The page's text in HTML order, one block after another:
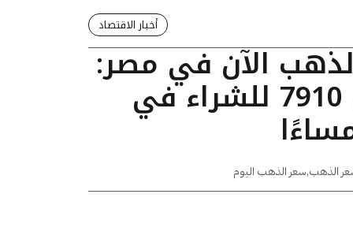
أخبار الاقتصاد
الآن في مصر:
عيار 24 يسجل 7910 للشراء في
الذهب,سعر الذهب اليوم